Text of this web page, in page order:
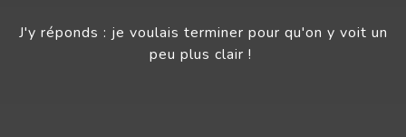
J'y réponds : je voulais terminer pour qu'on y voit un
peu plus clair !